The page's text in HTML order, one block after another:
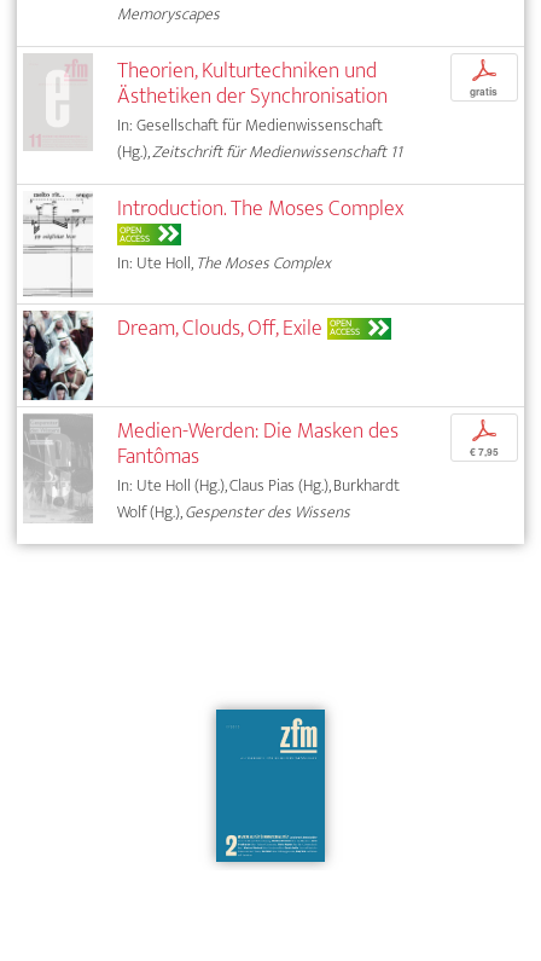
Memoryscapes
Theorien, Kulturtechniken und
Ästhetiken der Synchronisation
In: Gesellschaft für Medienwissenschaft
(Hg.),Zeitschrift für Medienwissenschaft 11
p
gratis
Introduction. The Moses Complex
OPEN
ACCESS
In: Ute Holl,The Moses Complex
Dream, Clouds, Off, Exile OPEN
ACCESS
Medien-Werden: Die Masken des
Fantômas
In: Ute Holl (Hg.), Claus Pias (Hg.), Burkhardt
Wolf (Hg.),Gespenster des Wissens
p
€ 7,95